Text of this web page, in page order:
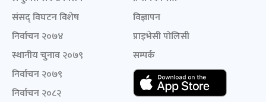
संसद् विघटन विशेष
निर्वाचन २०७४
स्थानीय चुनाव २०७९
निर्वाचन २०७९
निर्वाचन २०८२
विज्ञापन
प्राइभेसी पोलिसी
सम्पर्क